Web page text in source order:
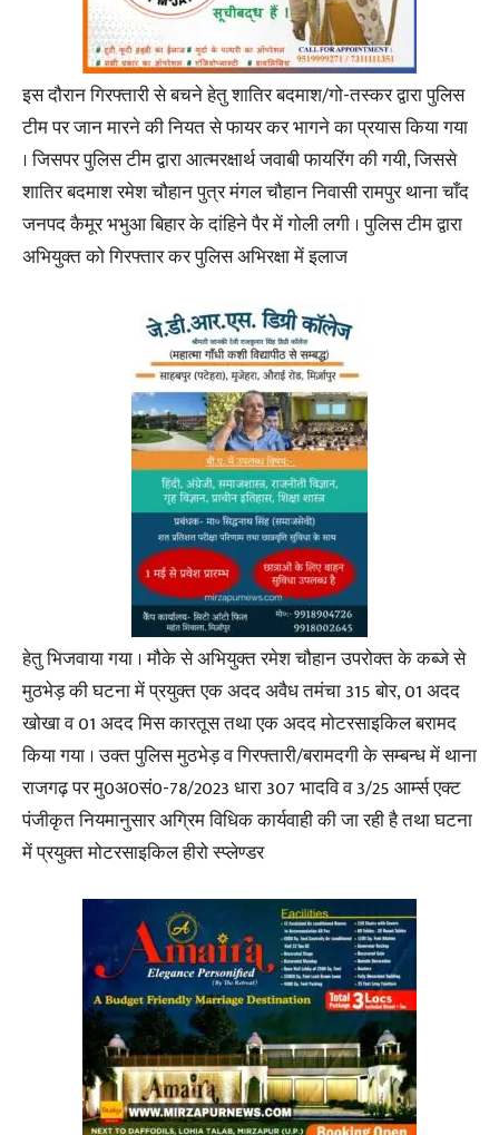
इस दौरान गिरफ्तारी से बचने हेतु शातिर बदमाश/गो-तस्कर द्वारा पुलिस
टीम पर जान मारने की नियत से फायर कर भागने का प्रयास किया गया
। जिसपर पुलिस टीम द्वारा आत्मरक्षार्थ जवाबी फायरिंग की गयी, जिससे
शातिर बदमाश रमेश चौहान पुत्र मंगल चौहान निवासी रामपुर थाना चाँद
जनपद कैमूर भभुआ बिहार के दांहिने पैर में गोली लगी । पुलिस टीम द्वारा
अभियुक्त को गिरफ्तार कर पुलिस अभिरक्षा में इलाज
हेतु भिजवाया गया । मौके से अभियुक्त रमेश चौहान उपरोक्त के कब्जे से
मुठभेड़ की घटना में प्रयुक्त एक अदद अवैध तमंचा 315 बोर, 01 अदद
खोखा व 01 अदद मिस कारतूस तथा एक अदद मोटरसाइकिल बरामद
किया गया । उक्त पुलिस मुठभेड़ व गिरफ्तारी/बरामदगी के सम्बन्ध में थाना
राजगढ़ पर मु0अ0सं0-78/2023 धारा 307 भादवि व 3/25 आर्म्स एक्ट
पंजीकृत नियमानुसार अग्रिम विधिक कार्यवाही की जा रही है तथा घटना
में प्रयुक्त मोटरसाइकिल हीरो स्प्लेण्डर